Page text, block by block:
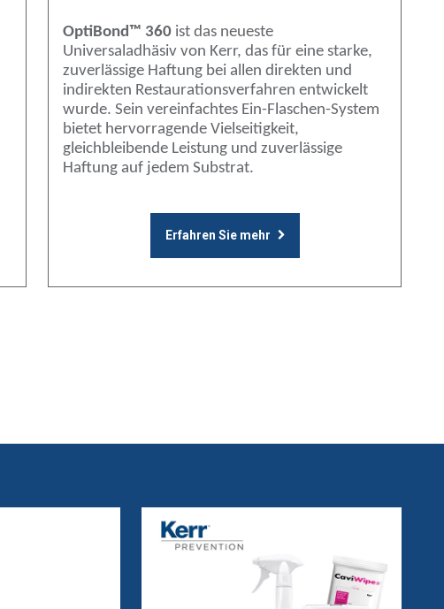
OptiBond™ 360 ist das neueste
Universaladhäsiv von Kerr, das für eine starke,
zuverlässige Haftung bei allen direkten und
indirekten Restaurationsverfahren entwickelt
wurde. Sein vereinfachtes Ein-Flaschen-System
bietet hervorragende Vielseitigkeit,
gleichbleibende Leistung und zuverlässige
Haftung auf jedem Substrat.
Erfahren Sie mehr